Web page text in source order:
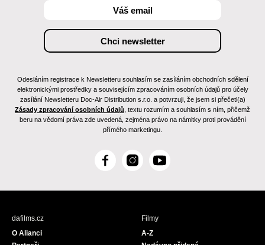
Odesláním registrace k Newsletteru souhlasím se zasíláním obchodních sdělení
elektronickými prostředky a souvisejícím zpracováním osobních údajů pro účely
zasílání Newsletteru Doc-Air Distribution s.r.o. a potvrzuji, že jsem si přečetl(a)
Zásady zpracování osobních údajů , textu rozumím a souhlasím s ním, přičemž
beru na vědomí práva zde uvedená, zejména právo na námitky proti provádění
přímého marketingu.
F
c
I
s
Y
u
dafilms.cz
O Alianci
Filmy
A-Z